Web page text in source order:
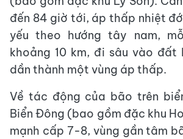
đến 84 giờ tới, áp thấp nhiệt
yếu theo hướng tây nam,
khoảng 10 km, đi sâu vào đất
dần thành một vùng áp thấp.
Về tác động của bão trên
Biển Đông (bao gồm đặc khu
mạnh cấp 7-8, vùng gần tâm